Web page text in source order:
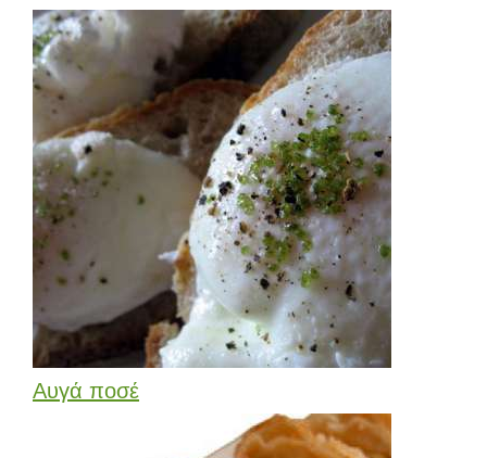
Αυγά ποσέ